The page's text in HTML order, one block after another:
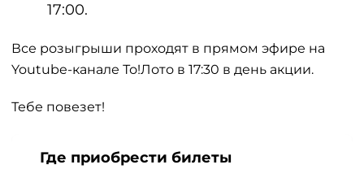
17:00.
Все розыгрыши проходят в прямом эфире на
Youtube-канале То!Лото в 17:30 в день акции.
Тебе повезет!
Где приобрести билеты